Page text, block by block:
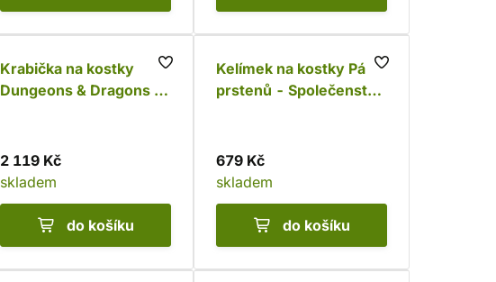
Krabička na kostky
Dungeons & Dragons -
2 119 Kč
skladem
do košíku
Kelímek na kostky Pán
prstenů - Společenstvo
679 Kč
skladem
do košíku